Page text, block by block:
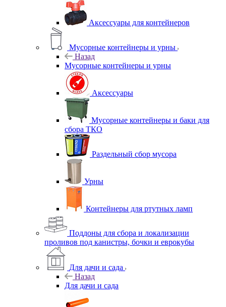
Аксессуары для контейнеров
Мусорные контейнеры и урны
Назад
Мусорные контейнеры и урны
Аксессуары
Мусорные контейнеры и баки для
сбора ТКО
Раздельный сбор мусора
Урны
Контейнеры для ртутных ламп
Поддоны для сбора и локализации
проливов под канистры, бочки и еврокубы
Для дачи и сада
Назад
Для дачи и сада